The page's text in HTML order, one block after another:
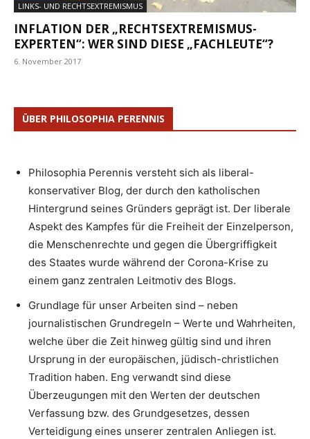
LINKS- UND RECHTSEXTREMISMUS
INFLATION DER „RECHTSEXTREMISMUS-
EXPERTEN“: WER SIND DIESE „FACHLEUTE“?
6. November 2017
ÜBER PHILOSOPHIA PERENNIS
Philosophia Perennis versteht sich als liberal-
konservativer Blog, der durch den katholischen
Hintergrund seines Gründers geprägt ist. Der liberale
Aspekt des Kampfes für die Freiheit der Einzelperson,
die Menschenrechte und gegen die Übergriffigkeit
des Staates wurde während der Corona-Krise zu
einem ganz zentralen Leitmotiv des Blogs.
Grundlage für unser Arbeiten sind – neben
journalistischen Grundregeln – Werte und Wahrheiten,
welche über die Zeit hinweg gültig sind und ihren
Ursprung in der europäischen, jüdisch-christlichen
Tradition haben. Eng verwandt sind diese
Überzeugungen mit den Werten der deutschen
Verfassung bzw. des Grundgesetzes, dessen
Verteidigung eines unserer zentralen Anliegen ist.